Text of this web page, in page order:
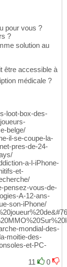
pour vous ?
?
solution au
être accessible à
médicale ?
loot-box-des-
belge/
il-se-coupe-la-
pres-de-24-
a-l-iPhone-
et-
pensez-vous-de-
A-12-ans-
son-iPhone/
mondial-des-
moitie-des-
et-PC-
11
0